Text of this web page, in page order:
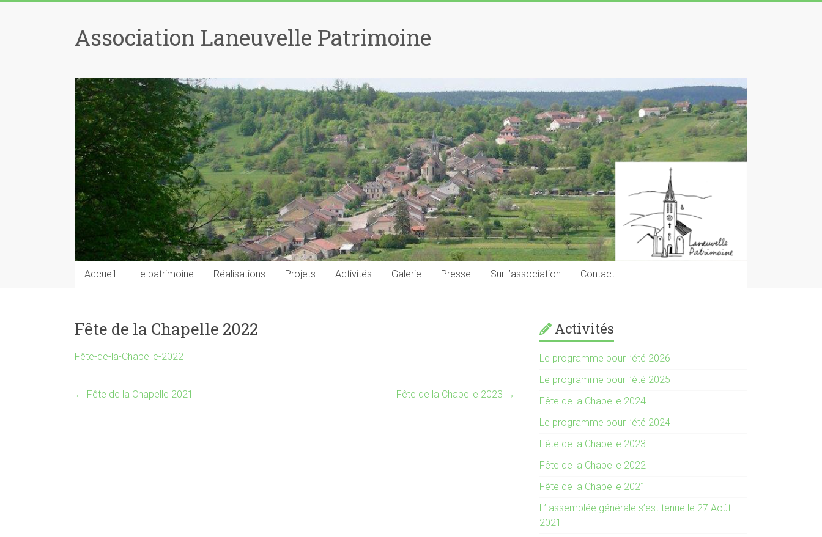
Association Laneuvelle Patrimoine
Accueil Le patrimoine Réalisations Projets Activités Galerie Presse Sur l’association Contact
Fête de la Chapelle 2022
Fête-de-la-Chapelle-2022
← Fête de la Chapelle 2021 Fête de la Chapelle 2023 →
Activités
Le programme pour l’été 2026
Le programme pour l’été 2025
Fête de la Chapelle 2024
Le programme pour l’été 2024
Fête de la Chapelle 2023
Fête de la Chapelle 2022
Fête de la Chapelle 2021
L’ assemblée générale s’est tenue le 27 Août
2021